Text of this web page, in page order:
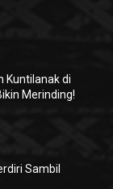
Kuntilanak di
Merinding!
Sambil